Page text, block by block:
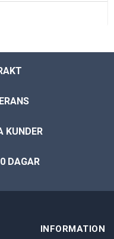
KUNDER
DAGAR
INFORMATION